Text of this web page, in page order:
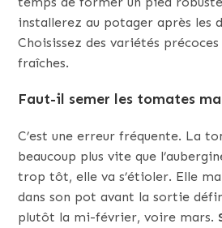
installerez au potager après les
Choisissez des variétés
fraîches.
Faut-il semer les tomates
C’est une erreur fréquente. La
beaucoup plus vite que
trop tôt, elle va s’étioler. Elle
dans son pot avant la sortie
plutôt la mi-février, voire mars.